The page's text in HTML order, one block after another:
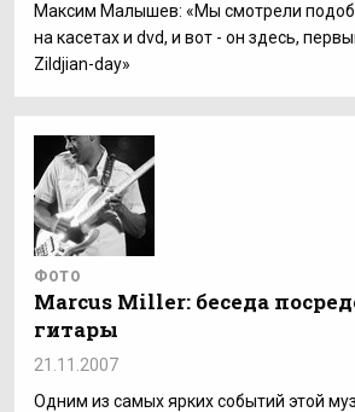
Максим Малышев: «Мы смотрели
на касетах и dvd, и вот - он здесь,
Zildjian-day»
ФОТО
Marcus Miller: беседа
гитары
21.11.2007
Одним из самых ярких событий этой